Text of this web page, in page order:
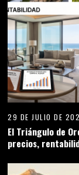
29 DE JULIO DE
El Triángulo de
precios,